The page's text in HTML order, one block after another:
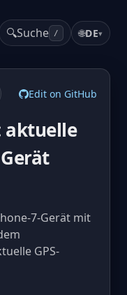
🔍Suche / 🌐DE▾
Edit on GitHub
aktuelle
7-Gerät mit
GPS-